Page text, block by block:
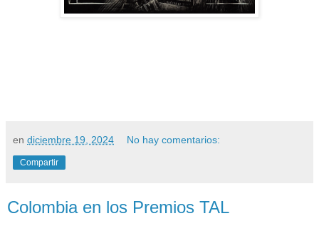
en diciembre 19, 2024 No hay comentarios:
Compartir
Colombia en los Premios TAL